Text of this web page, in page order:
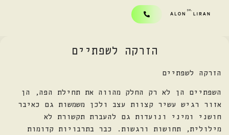
הזרקה לשפתיים
הזרקה לשפתיים
השפתיים הן לא רק החלק מהווה את תחילת הפה, הן
אזור רגיש עשיר קצוות עצב ולכן משמשות גם כאיבר
חושני ומיני ונועדות גם להעברת תקשורת לא
מילולית, תחושות ורגשות. כבר בתרבויות קדומות